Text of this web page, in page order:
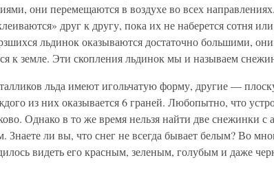
они перемещаются в воздухе во всех
друг к другу, пока их не наберется сотня
льдинок оказываются достаточно большими,
к земле. Эти скопления льдинок мы и называем
льда имеют игольчатую форму, другие —
из них оказывается 6 граней. Любопытно, что
Однако в то же время нельзя найти две снежинки с
Знаете ли вы, что снег не всегда бывает белым? Во
видеть его красным, зеленым, голубым и даже